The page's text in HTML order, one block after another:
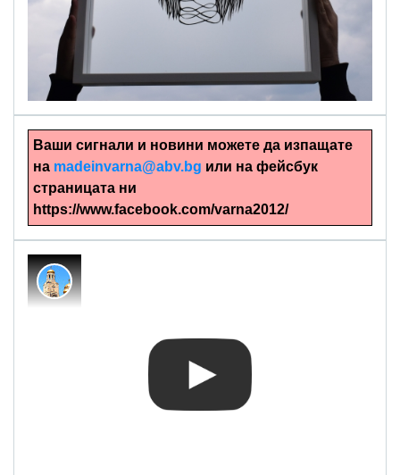
Ръчно изрязани картини
Ваши сигнали и новини можете да изпащате
на madeinvarna@abv.bg или на фейсбук
страницата ни
https://www.facebook.com/varna2012/